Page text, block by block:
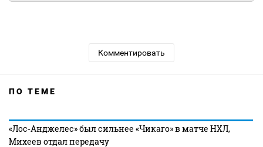
Комментировать
ПО ТЕМЕ
«Лос‑Анджелес» был сильнее «Чикаго» в матче НХЛ,
Михеев отдал передачу